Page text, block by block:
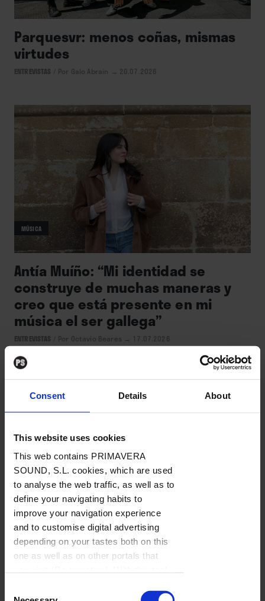
Consent Details About
This website uses cookies
This web contains PRIMAVERA
SOUND, S.L. cookies, which are used
to analyse the web traffic, as well as to
define your navigating habits to
improve your navigation experience
and to customise digital advertising
depending on your tastes both on this
one as well as on other portals that
cookies or third party cookies. In the
Parquesvr: menos coñas, mismas
virtudes
ENTREVISTAS Por Galo Abrain → 20.07.2026
MÚSICA
Antía Muíño: “Mi identidad se
construye de muchas maneras y
creo que está presente en mi
música el ser gallega”
ENTREVISTAS Por Octavio Beares → 17.07.2026
MÚSICA
Rubén Blades: cuando la salsa era
la CNN de los latinos
15.07.2026 / Plaza de España (Icónica Santalucía